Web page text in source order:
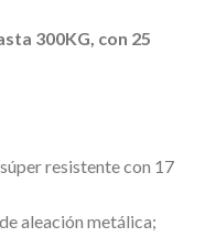
300KG, con 25
resistente con 17
aleación metálica;